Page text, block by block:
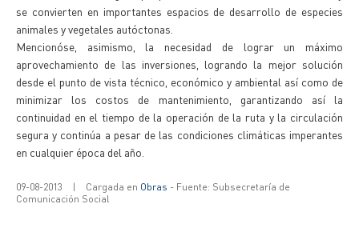
se convierten en importantes espacios de desarrollo de especies
animales y vegetales autóctonas.
Mencionóse, asimismo, la necesidad de lograr un máximo
aprovechamiento de las inversiones, logrando la mejor solución
desde el punto de vista técnico, económico y ambiental así como de
minimizar los costos de mantenimiento, garantizando así la
continuidad en el tiempo de la operación de la ruta y la circulación
segura y continúa a pesar de las condiciones climáticas imperantes
en cualquier época del año.
09-08-2013 | Cargada en Obras - Fuente: Subsecretaría de
Comunicación Social